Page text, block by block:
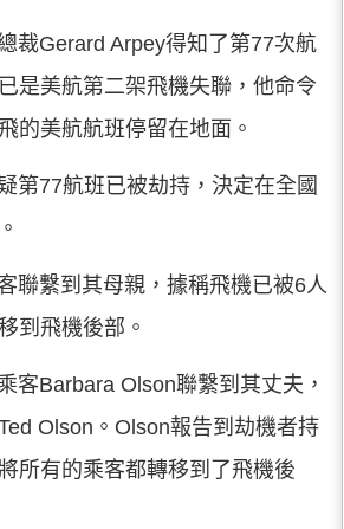
裁Gerard Arpey得知了第77次航
是美航第二架飛機失聯，他命令
的美航航班停留在地面。
第77航班已被劫持，決定在全國
聯繫到其母親，據稱飛機已被6人
到飛機後部。
客Barbara Olson聯繫到其丈夫，
Olson。Olson報告到劫機者持
所有的乘客都轉移到了飛機後